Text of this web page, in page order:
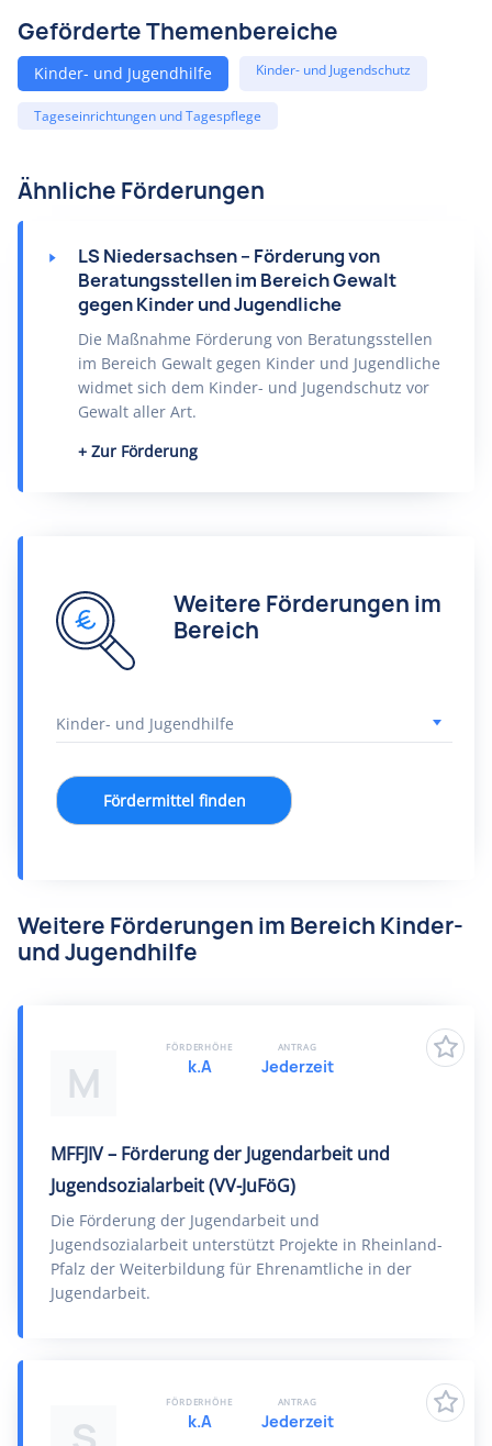
Geförderte Themenbereiche
Kinder- und Jugendhilfe Kinder- und Jugendschutz
Tageseinrichtungen und Tagespflege
Ähnliche Förderungen
LS Niedersachsen – Förderung von
Beratungsstellen im Bereich Gewalt
gegen Kinder und Jugendliche
Die Maßnahme Förderung von Beratungsstellen
im Bereich Gewalt gegen Kinder und Jugendliche
widmet sich dem Kinder- und Jugendschutz vor
Gewalt aller Art.
Zur Förderung
Weitere Förderungen im
Bereich
Fördermittel finden
Weitere Förderungen im Bereich Kinder-
und Jugendhilfe
M
MFFJIV – Förderung der Jugendarbeit und
Jugendsozialarbeit (VV-JuFöG)
Die Förderung der Jugendarbeit und
Jugendsozialarbeit unterstützt Projekte in Rheinland-
Pfalz der Weiterbildung für Ehrenamtliche in der
Jugendarbeit.
FÖRDERHÖHE
k.A
ANTRAG
Jederzeit
FÖRDERHÖHE
k.A
ANTRAG
Jederzeit